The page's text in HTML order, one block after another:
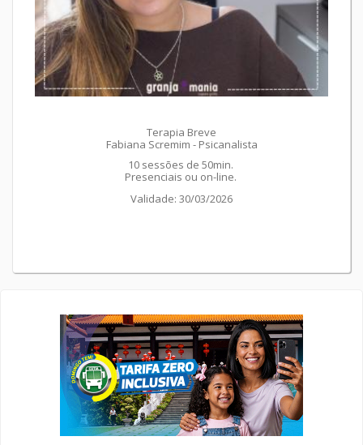
Terapia Breve
Fabiana Scremim - Psicanalista
10 sessões de 50min.
Presenciais ou on-line.
Validade: 30/03/2026